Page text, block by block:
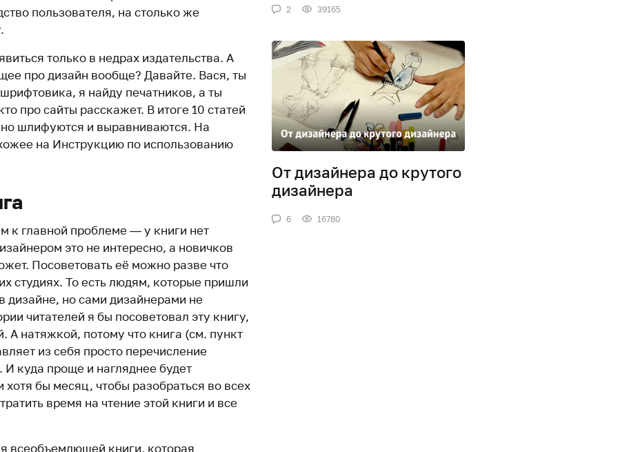
пользователя, на столько же
только в недрах издательства. А
про дизайн вообще? Давайте. Вася, ты
я найду печатников, а ты
про сайты расскажет. В итоге 10 статей
шлифуются и выравниваются. На
на Инструкцию по использованию
к главной проблеме — у книги нет
это не интересно, а новичков
Посоветовать её можно разве что
студиях. То есть людям, которые пришли
дизайне, но сами дизайнерами не
читателей я бы посоветовал эту книгу,
А натяжкой, потому что книга (см. пункт
из себя просто перечисление
куда проще и нагляднее будет
хотя бы месяц, чтобы разобраться во всех
время на чтение этой книги и все
всеобъемлющей книги, которая
2 39165
От дизайнера до крутого
дизайнера
6 16780